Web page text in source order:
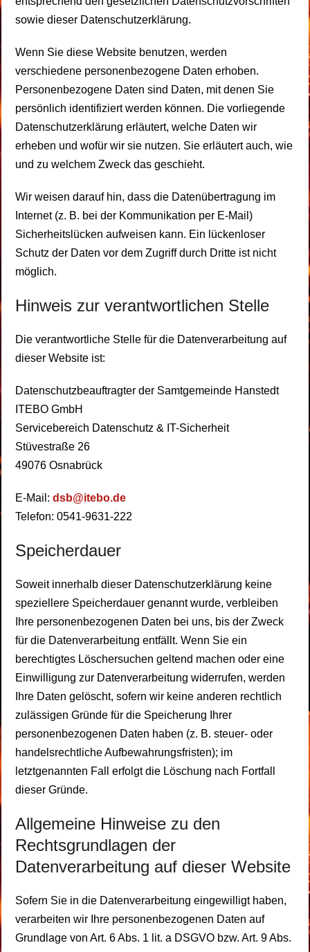
sowie dieser Datenschutzerklärung.
Wenn Sie diese Website benutzen, werden
verschiedene personenbezogene Daten erhoben.
Personenbezogene Daten sind Daten, mit denen Sie
persönlich identifiziert werden können. Die vorliegende
Datenschutzerklärung erläutert, welche Daten wir
erheben und wofür wir sie nutzen. Sie erläutert auch, wie
und zu welchem Zweck das geschieht.
Wir weisen darauf hin, dass die Datenübertragung im
Internet (z. B. bei der Kommunikation per E-Mail)
Sicherheitslücken aufweisen kann. Ein lückenloser
Schutz der Daten vor dem Zugriff durch Dritte ist nicht
möglich.
Hinweis zur verantwortlichen Stelle
Die verantwortliche Stelle für die Datenverarbeitung auf
dieser Website ist:
Datenschutzbeauftragter der Samtgemeinde Hanstedt
ITEBO GmbH
Servicebereich Datenschutz & IT-Sicherheit
Stüvestraße 26
49076 Osnabrück
E-Mail:dsb@itebo.de
Telefon: 0541-9631-222
Speicherdauer
Soweit innerhalb dieser Datenschutzerklärung keine
speziellere Speicherdauer genannt wurde, verbleiben
Ihre personenbezogenen Daten bei uns, bis der Zweck
für die Datenverarbeitung entfällt. Wenn Sie ein
berechtigtes Löschersuchen geltend machen oder eine
Einwilligung zur Datenverarbeitung widerrufen, werden
Ihre Daten gelöscht, sofern wir keine anderen rechtlich
zulässigen Gründe für die Speicherung Ihrer
personenbezogenen Daten haben (z. B. steuer- oder
handelsrechtliche Aufbewahrungsfristen); im
letztgenannten Fall erfolgt die Löschung nach Fortfall
dieser Gründe.
Allgemeine Hinweise zu den
Rechtsgrundlagen der
Datenverarbeitung auf dieser Website
Sofern Sie in die Datenverarbeitung eingewilligt haben,
verarbeiten wir Ihre personenbezogenen Daten auf
Grundlage von Art. 6 Abs. 1 lit. a DSGVO bzw. Art. 9 Abs.